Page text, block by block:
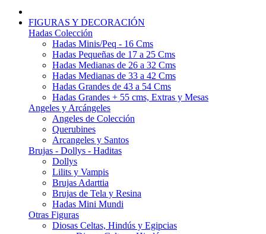
FIGURAS Y DECORACIÓN
Hadas Colección
Hadas Minis/Peq - 16 Cms
Hadas Pequeñas de 17 a 25 Cms
Hadas Medianas de 26 a 32 Cms
Hadas Medianas de 33 a 42 Cms
Hadas Grandes de 43 a 54 Cms
Hadas Grandes + 55 cms, Extras y Mesas
Angeles y Arcángeles
Angeles de Colección
Querubines
Arcangeles y Santos
Brujas - Dollys - Haditas
Dollys
Lilits y Vampis
Brujas Adarttia
Brujas de Tela y Resina
Hadas Mini Mundi
Otras Figuras
Diosas Celtas, Hindús y Egipcias